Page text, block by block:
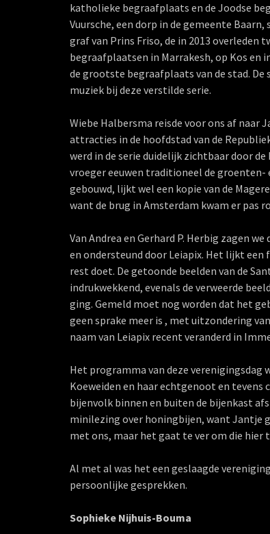
katholieke begraafplaats en de Joodse
Vuursche, een dorp in de gemeente
graf van Prins Friso, de in 2013 overleden
begraafplaatsen in Marrakesh, op Kos en
de grootste begraafplaats van de stad. De
muziek bij deze verstilde serie.
Wiebe Halbersma reisde voor ons af
attracties in de hoofdstad van de
werd in de serie duidelijk zichtbaar door
vroeger eeuwen traditioneel de groenten-
gebouwd, lijkt wel een kopie van de
want de brug in Amsterdam kwam er pas
Van Andrea en Gerhard P. Herbig zagen
en ondersteund door Leiapix. Het lijkt een
rest doet. De getoonde beelden van de
indrukwekkend, evenals de verweerde
ging. Gemeld moet nog worden dat het
geen sprake meer is , met uitzondering
naam van Leiapix recent veranderd in
Het programma van deze verenigingsdag
Koeweiden en haar echtgenoot en tevens
bijenvolk binnen en buiten de bijenkast
minilezing over honingbijen, want Jantje
met ons, maar het gaat te ver om die hier
Al met al was het een geslaagde
persoonlijke gesprekken.
Sophieke Nijhuis-Bouma